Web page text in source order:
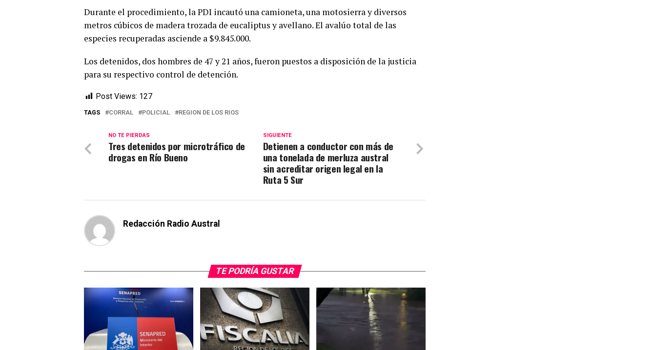
Durante el procedimiento, la PDI incautó una camioneta, una motosierra y diversos
metros cúbicos de madera trozada de eucaliptus y avellano. El avalúo total de las
especies recuperadas asciende a $9.845.000.
Los detenidos, dos hombres de 47 y 21 años, fueron puestos a disposición de la justicia
para su respectivo control de detención.
Post Views: 127
TAGS CORRAL POLICIAL REGION DE LOS RIOS
SIGUIENTE
Detienen a conductor con más de
una tonelada de merluza austral
sin acreditar origen legal en la
Ruta 5 Sur
NO TE PIERDAS
Tres detenidos por microtráfico de
drogas en Río Bueno
Redacción Radio Austral
TE PODRÍA GUSTAR